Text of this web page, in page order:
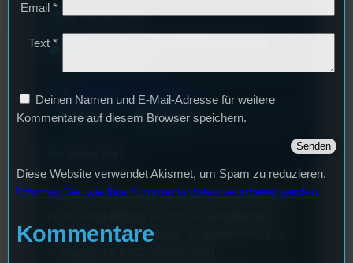
In vielen Ländern gibt es einen Vorentscheid um
“Eurovision Song Contest” zu bestimmen. Der
calendar_today 20. Januar 2026
label
layersStaffel 1 podcasts Episode 8
Email *
Text *
Deinen Namen und E-Mail-Adresse für weitere
Kommentare auf diesem Browser speichern.
Diese Website verwendet Akismet, um Spam zu reduzieren.
Erfahren Sie, wie Ihre Kommentardaten verarbeitet werden.
Kommentare